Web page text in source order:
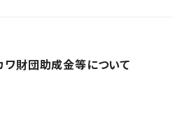
ワ財団助成金等について